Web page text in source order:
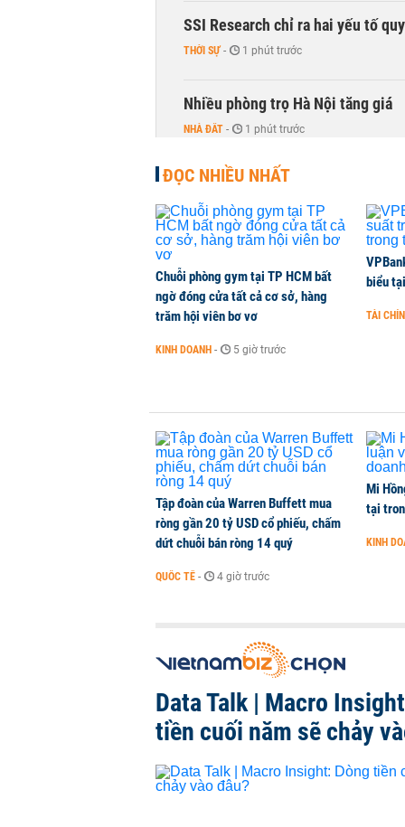
SSI Research chỉ ra hai yếu tố
THỜI SỰ - 1 phút trước
Nhiều phòng trọ Hà Nội tăng giá
NHÀ ĐẤT - 1 phút trước
ĐỌC NHIỀU NHẤT
Chuỗi phòng gym tại TP HCM bất
ngờ đóng cửa tất cả cơ sở, hàng
trăm hội viên bơ vơ
KINH DOANH - 5 giờ trước
biểu
TÀI
Tập đoàn của Warren Buffett mua
ròng gần 20 tỷ USD cổ phiếu, chấm
dứt chuỗi bán ròng 14 quý
QUỐC TẾ - 4 giờ trước
Mi
tại
KINH
Data Talk | Macro
tiền cuối năm sẽ chảy